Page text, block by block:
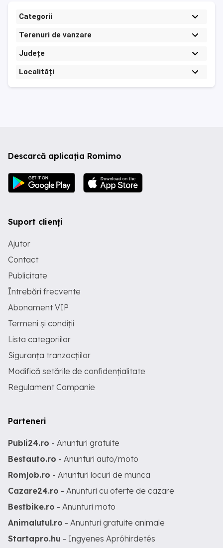
Categorii
Terenuri de vanzare
Județe
Localități
Descarcă aplicația Romimo
Suport clienți
Ajutor
Contact
Publicitate
Întrebări frecvente
Abonament VIP
Termeni și condiții
Lista categoriilor
Siguranța tranzacțiilor
Modifică setările de confidențialitate
Regulament Campanie
Parteneri
Publi24.ro - Anunturi gratuite
Bestauto.ro - Anunturi auto/moto
Romjob.ro - Anunturi locuri de munca
Cazare24.ro - Anunturi cu oferte de cazare
Bestbike.ro - Anunturi moto
Animalutul.ro - Anunturi gratuite animale
Startapro.hu - Ingyenes Apróhirdetés